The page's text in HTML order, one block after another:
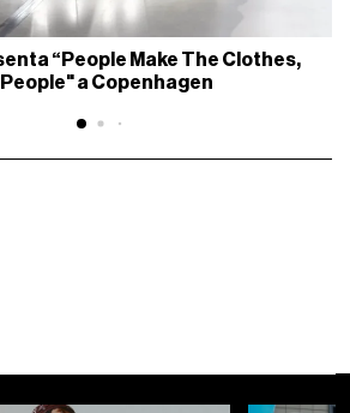
“People Make The Clothes,
a Copenhagen